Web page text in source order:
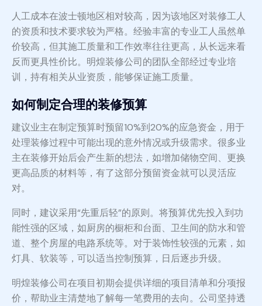
人工成本在波士顿地区相对较高，因为该地区对装修工人
的资质和技术要求较为严格。经验丰富的专业工人虽然单
价较高，但其施工质量和工作效率往往更高，从长远来看
反而更具性价比。明煌装修公司的团队全部经过专业培
训，持有相关从业资质，能够保证施工质量。
如何制定合理的装修预算
建议业主在制定预算时预留10%到20%的应急资金，用于
处理装修过程中可能出现的意外情况或升级需求。很多业
主在装修开始后会产生新的想法，如增加储物空间、更换
更高品质的材料等，有了这部分预留资金就可以灵活应
对。
同时，建议采用“先重后轻”的原则。将预算优先投入到功
能性强的区域，如厨房的橱柜和台面、卫生间的防水和管
道、整个房屋的电路系统等。对于装饰性较强的元素，如
灯具、软装等，可以适当控制预算，日后逐步升级。
明煌装修公司在项目初期会提供详细的项目清单和分项报
价，帮助业主清楚地了解每一笔费用的去向。公司坚持透